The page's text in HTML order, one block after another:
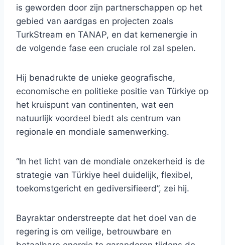
is geworden door zijn partnerschappen op het
gebied van aardgas en projecten zoals
TurkStream en TANAP, en dat kernenergie in
de volgende fase een cruciale rol zal spelen.
Hij benadrukte de unieke geografische,
economische en politieke positie van Türkiye op
het kruispunt van continenten, wat een
natuurlijk voordeel biedt als centrum van
regionale en mondiale samenwerking.
“In het licht van de mondiale onzekerheid is de
strategie van Türkiye heel duidelijk, flexibel,
toekomstgericht en gediversifieerd”, zei hij.
Bayraktar onderstreepte dat het doel van de
regering is om veilige, betrouwbare en